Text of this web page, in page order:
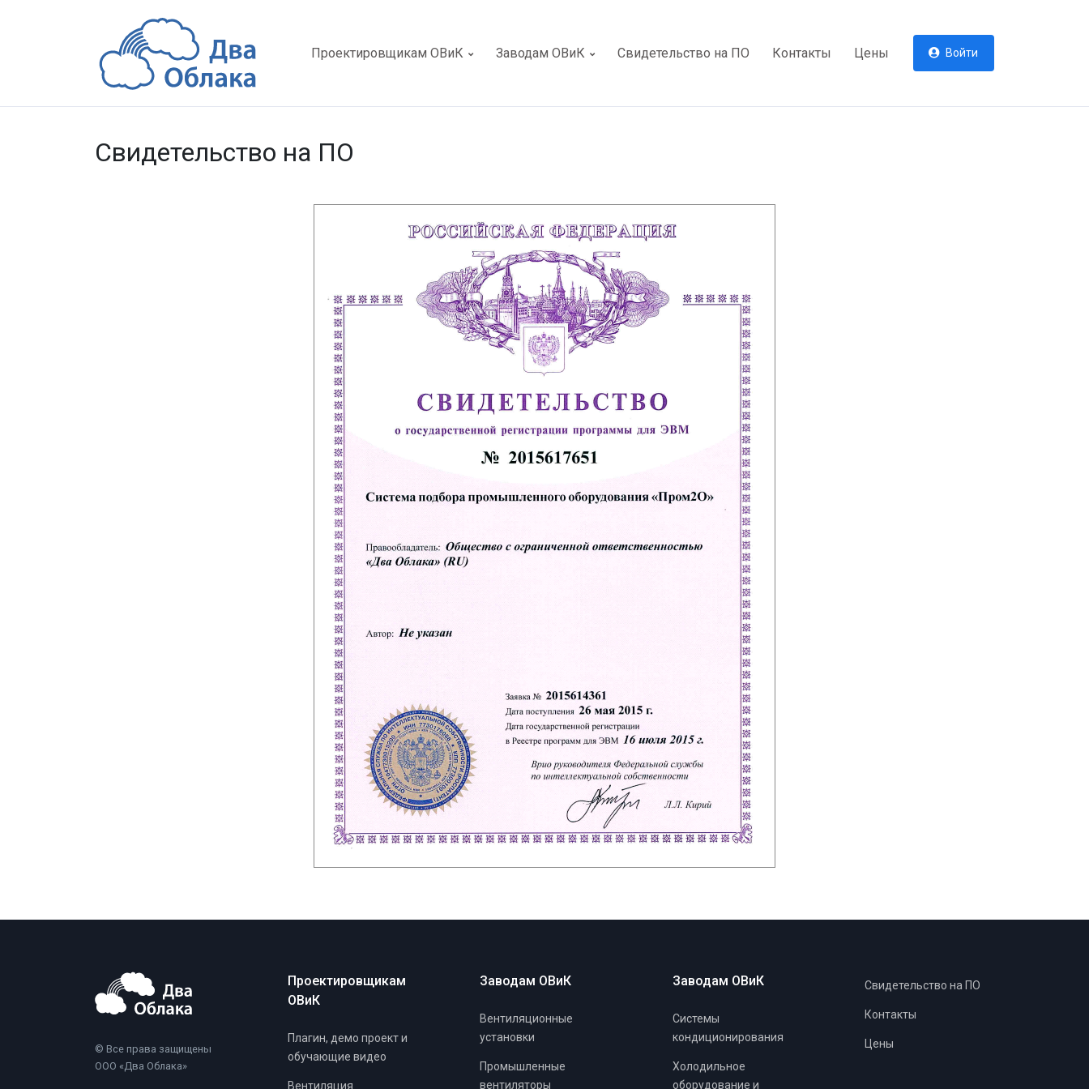
Проектировщикам ОВиК Заводам ОВиК Свидетельство на ПО Контакты Цены Войти
Свидетельство на ПО
Проектировщикам
ОВиК
Плагин, демо проект и
обучающие видео
Вентиляция
Заводам ОВиК
Вентиляционные
установки
Промышленные
вентиляторы
Заводам ОВиК
Системы
кондиционирования
Холодильное
оборудование и
Свидетельство на ПО
Контакты
Цены
© Все права защищены
ООО «Два Облака»